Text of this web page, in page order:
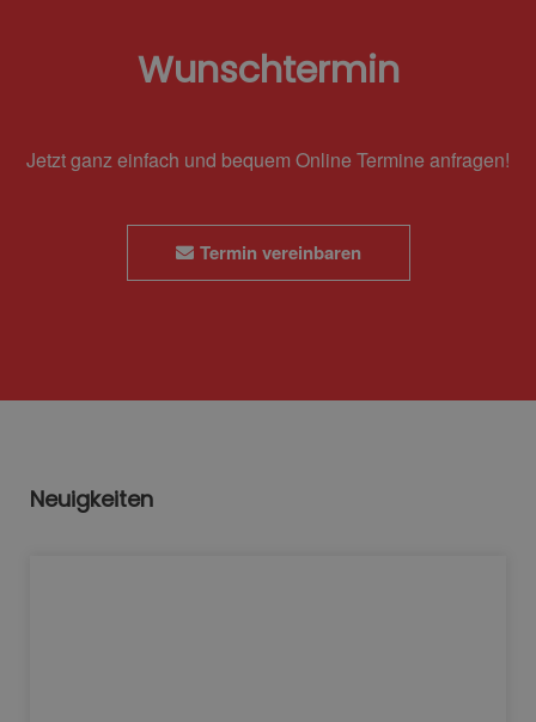
Wunschtermin
Jetzt ganz einfach und bequem Online Termine anfragen!
Termin vereinbaren
Neuigkeiten